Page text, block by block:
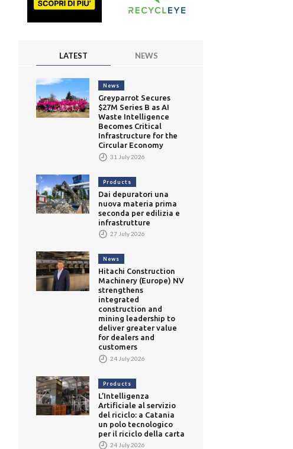
LATEST NEWS
News
Greyparrot Secures
$27M Series B as AI
Waste Intelligence
Becomes Critical
Infrastructure for the
Circular Economy
31 July 2026
Products
Dai depuratori una
nuova materia prima
seconda per edilizia e
infrastrutture
27 July 2026
News
Hitachi Construction
Machinery (Europe) NV
strengthens
integrated
construction and
mining leadership to
deliver greater value
for dealers and
customers
24 July 2026
Products
L’Intelligenza
Artificiale al servizio
del riciclo: a Catania
un polo tecnologico
per il riciclo della carta
24 July 2026